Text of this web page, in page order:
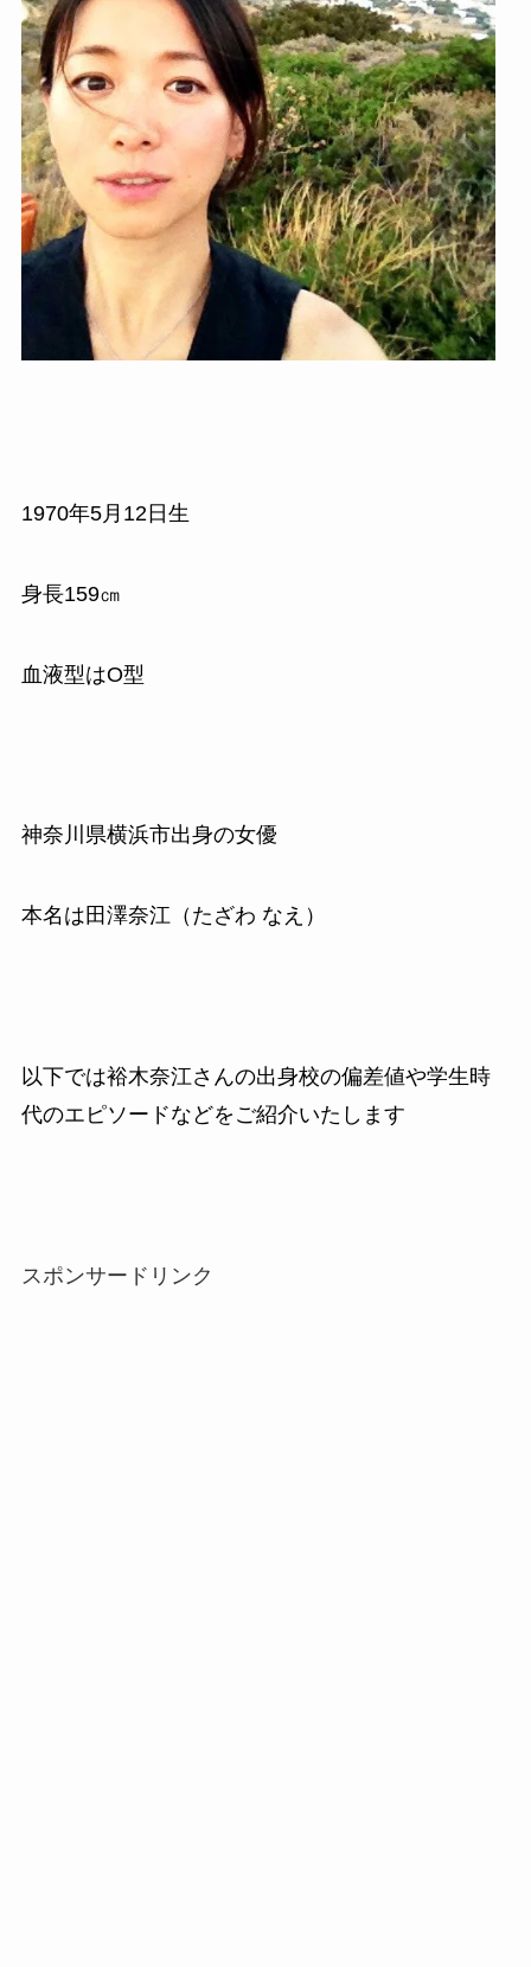
1970年5月 12日生
身長159㎝
血液型はO型
神奈川県横浜市出身の女優
本名は田澤奈江（たざわ なえ）
以下では裕木奈江さんの出身校の偏差値や学生時
代のエピソードなどをご紹介いたします
スポンサードリンク